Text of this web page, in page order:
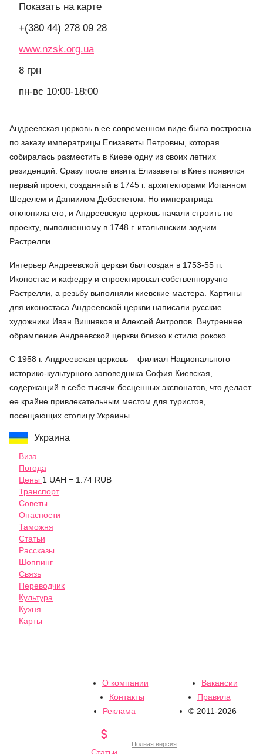
Показать на карте
+(380 44) 278 09 28
www.nzsk.org.ua
8 грн
пн-вс 10:00-18:00
Андреевская церковь в ее современном виде была построена
по заказу императрицы Елизаветы Петровны, которая
собиралась разместить в Киеве одну из своих летних
резиденций. Сразу после визита Елизаветы в Киев появился
первый проект, созданный в 1745 г. архитекторами Иоганном
Шеделем и Даниилом Дебоскетом. Но императрица
отклонила его, и Андреевскую церковь начали строить по
проекту, выполненному в 1748 г. итальянским зодчим
Растрелли.
Интерьер Андреевской церкви был создан в 1753-55 гг.
Иконостас и кафедру и спроектировал собственноручно
Растрелли, а резьбу выполняли киевские мастера. Картины
для иконостаса Андреевской церкви написали русские
художники Иван Вишняков и Алексей Антропов. Внутреннее
обрамление Андреевской церкви близко к стилю рококо.
С 1958 г. Андреевская церковь – филиал Национального
историко-культурного заповедника София Киевская,
содержащий в себе тысячи бесценных экспонатов, что делает
ее крайне привлекательным местом для туристов,
посещающих столицу Украины.
Украина
Виза
Погода
Цены 1 UAH = 1.74 RUB
Транспорт
Советы
Опасности
Таможня
Статьи
Рассказы
Шоппинг
Связь
Переводчик
Культура
Кухня
Карты
О компании
Вакансии
Контакты
Правила
Реклама
© 2011-2026

Полная версия